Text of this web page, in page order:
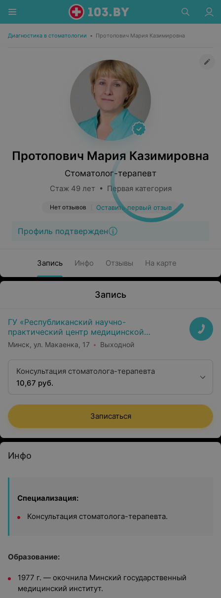
Диагностика в стоматологии • Протопович Мария Казимировна
Протопович Мария Казимировна
Стоматолог-терапевт
Стаж 49 лет • Первая категория
Нет отзывов Оставить первый отзыв
Профиль подтвержден
Запись Инфо Отзывы На карте
Запись
ГУ «Республиканский научно-
практический центр медицинской
экспертизы и реабилитаци»
Минск, ул. Макаенка, 17 Выходной
Консультация стоматолога-терапевта
10,67 руб.
Записаться
Инфо
Специализация:
Консультация стоматолога-терапевта.
Образование:
1977 г. — окочнила Минский государственный
медицинский институт.